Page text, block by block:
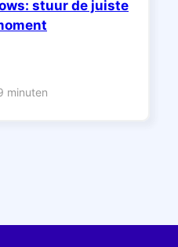
stuur de juiste
minuten